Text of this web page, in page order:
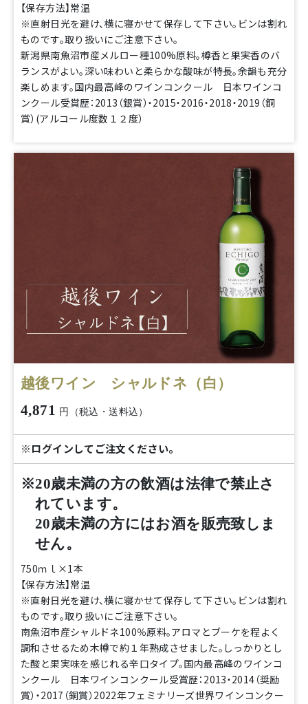
【保存方法】常温
※直射日光を避け、横に寝かせて保存して下さい。ビンは割れ
ものです。取り扱いにご注意下さい。
新潟県南魚沼市産メルロー種100%原料。樽香と果実香のバ
ランスがよい。深い味わいと柔らかな酸味が特長。余韻も充分
楽しめます。国内最高峰のワインコンクール 日本ワインコ
ンクール受賞歴：2013（銀賞）・2015・2016・2018・2019（銅
賞）(アルコール度数１２度）
越後ワイン シャルドネ（白）
4,871 円（税込・送料込）
※ログインしてご注文ください。
※20歳未満の方の飲酒は法律で禁止さ
れています。
20歳未満の方にはお酒を販売致しま
せん。
750ｍｌ×1本
【保存方法】常温
※直射日光を避け、横に寝かせて保存して下さい。ビンは割れ
ものです。取り扱いにご注意下さい。
南魚沼市産シャルドネ100％原料。アロマとブーケを程よく
調和させるため木樽で約１年熟成させました。しっかりとし
た酸と果実味を感じれる辛口タイプ。国内最高峰のワインコ
ンクール 日本ワインコンクール受賞歴：2013・2014（奨励
賞）・2017（銅賞）2022年フェミナリーズ世界ワインコンクー